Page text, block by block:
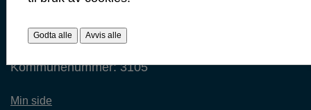
Faktura: Postboks 505, 1703 Sarpsborg
Kommunenummer: 3105
Min side
Godta alle Avvis alle